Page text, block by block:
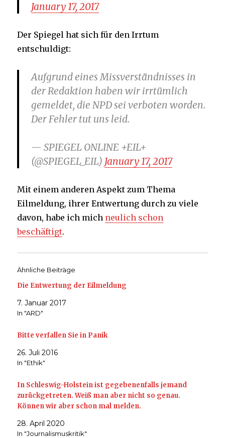
January 17, 2017
Der Spiegel hat sich für den Irrtum
entschuldigt:
Aufgrund eines Missverständnisses in
der Redaktion haben wir irrtümlich
gemeldet, die NPD sei verboten worden.
Der Fehler tut uns leid.
— SPIEGEL ONLINE +EIL+
(@SPIEGEL_EIL) January 17, 2017
Mit einem anderen Aspekt zum Thema
Eilmeldung, ihrer Entwertung durch zu viele
davon, habe ich mich neulich schon
beschäftigt.
Ähnliche Beiträge
Die Entwertung der Eilmeldung
7. Januar 2017
In "ARD"
Bitte verfallen Sie in Panik
26. Juli 2016
In "Ethik"
In Schleswig-Holstein ist gegebenenfalls jemand
zurückgetreten. Weiß man aber nicht so genau.
Können wir aber schon mal melden.
28. April 2020
In "Journalismuskritik"